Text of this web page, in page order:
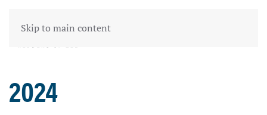
Skip to main content
2024